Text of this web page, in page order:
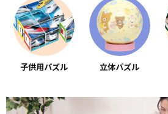
子供用パズル 立体パズル